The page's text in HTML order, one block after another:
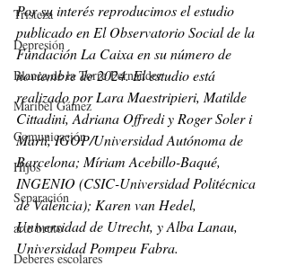
Tristeza
Depresión
Blanca de la Torre Fernández
Maribel Gámez
Comunicación
Hijos
Separación
arte bruto
Deberes escolares
Por su interés reproducimos el estudio
publicado en El Observatorio Social de la
Fundación La Caixa en su número de
noviembre de 2024. El estudio está
realizado por Lara Maestripieri, Matilde
Cittadini, Adriana Offredi y Roger Soler i
Martí, IGOP/Universidad Autónoma de
Barcelona; Míriam Acebillo-Baqué,
INGENIO (CSIC-Universidad Politécnica
de Valencia); Karen van Hedel,
Universidad de Utrecht, y Alba Lanau,
Universidad Pompeu Fabra.